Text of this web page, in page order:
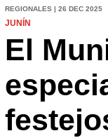
REGIONALES | 26 DEC 2025
JUNÍN
El